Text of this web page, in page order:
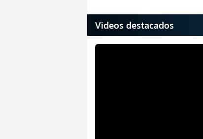
Videos destacados